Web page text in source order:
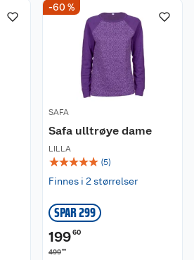
-60 %
SAFA
Safa ulltrøye dame
LILLA
☆☆☆☆☆ (5)
Finnes i 2 størrelser
SPAR 299
19960
49900